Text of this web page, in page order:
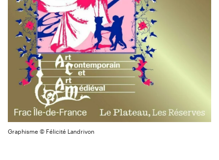
Graphisme © Félicité Landrivon